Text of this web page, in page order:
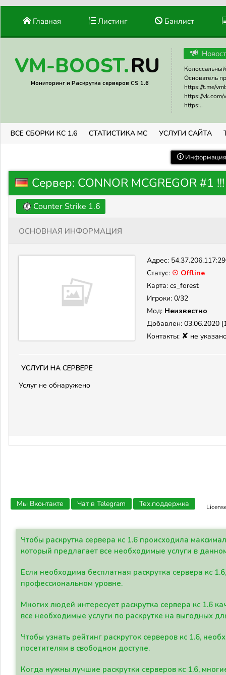
Главная Листинг Банлист
VM-BOOST.RU
Мониторинг и Раскрутка серверов CS 1.6
Основатель
https://t.me/
https://vk.com/
https:..
ВСЕ СБОРКИ КС 1.6 СТАТИСТИКА МС УСЛУГИ САЙТА
Сервер: CONNOR MCGREGOR #1 !!!
Counter Strike 1.6
Основная информация
Адрес:
Статус: ☉ Offline
Карта: cs_forest
Игроки: 0/32
Мод: Неизвестно
Добавлен: 03.06.2020
Контакты: ✘ не
Услуги на сервере
Услуг не обнаружено
Мы Вконтакте Чат в Telegram Тех.поддержка
Чтобы раскрутка сервера кс 1.6 происходила
который предлагает все необходимые услуги в
Если необходима бесплатная раскрутка сервера кс
профессиональном уровне.
Многих людей интересует раскрутка сервера кс 1.6
все необходимые услуги по раскрутке на выгодных
Чтобы узнать рейтинг раскруток серверов кс 1.6,
посетителям в свободном доступе.
Когда нужны лучшие раскрутки серверов кс 1.6,